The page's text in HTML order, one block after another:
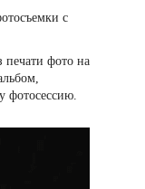
с
печати фото на
фотосессию.